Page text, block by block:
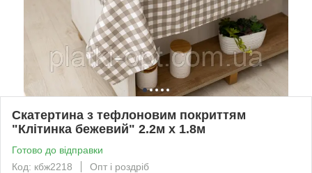
Скатертина з тефлоновим покриттям
"Клітинка бежевий" 2.2м х 1.8м
Готово до відправки
Код: кбж2218
Опт і роздріб